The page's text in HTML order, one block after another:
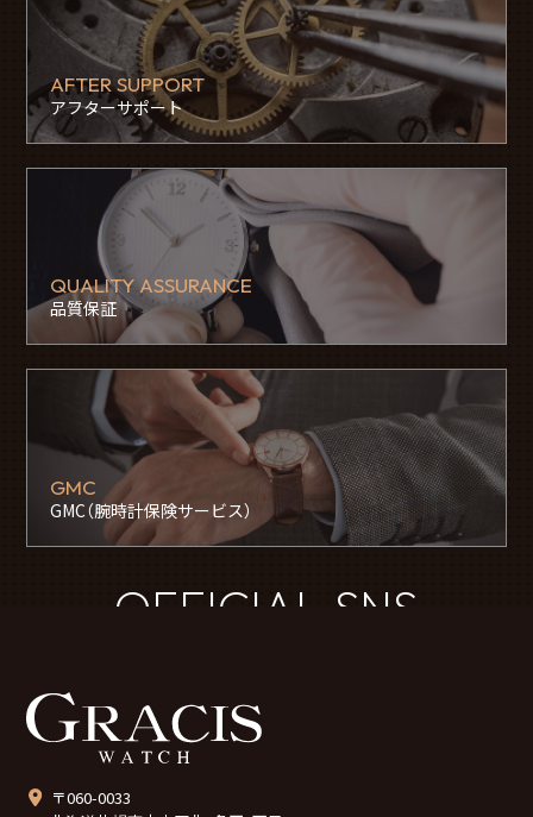
AFTER SUPPORT
アフターサポート
QUALITY ASSURANCE
品質保証
GMC
GMC（腕時計保険サービス）
OFFICIAL SNS
〒060-0033